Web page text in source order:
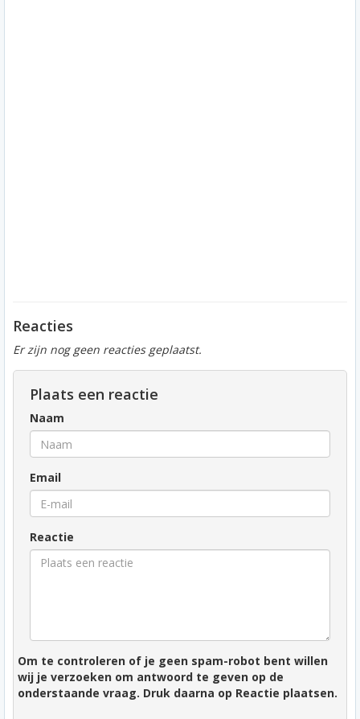
Reacties
Er zijn nog geen reacties geplaatst.
Plaats een reactie
Naam
Email
Reactie
Om te controleren of je geen spam-robot bent willen
wij je verzoeken om antwoord te geven op de
onderstaande vraag. Druk daarna op Reactie plaatsen.